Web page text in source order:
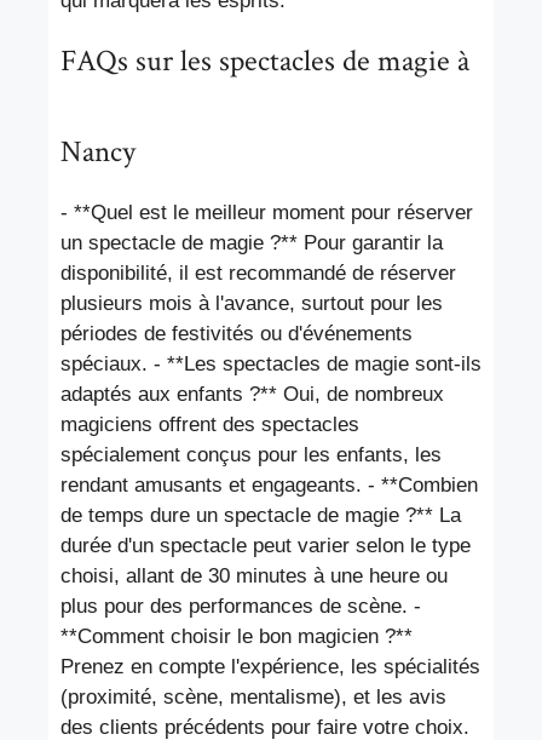
FAQs sur les spectacles de magie à
Nancy
- **Quel est le meilleur moment pour réserver
un spectacle de magie ?** Pour garantir la
disponibilité, il est recommandé de réserver
plusieurs mois à l'avance, surtout pour les
périodes de festivités ou d'événements
spéciaux. - **Les spectacles de magie sont-ils
adaptés aux enfants ?** Oui, de nombreux
magiciens offrent des spectacles
spécialement conçus pour les enfants, les
rendant amusants et engageants. - **Combien
de temps dure un spectacle de magie ?** La
durée d'un spectacle peut varier selon le type
choisi, allant de 30 minutes à une heure ou
plus pour des performances de scène. -
**Comment choisir le bon magicien ?**
Prenez en compte l'expérience, les spécialités
(proximité, scène, mentalisme), et les avis
des clients précédents pour faire votre choix.